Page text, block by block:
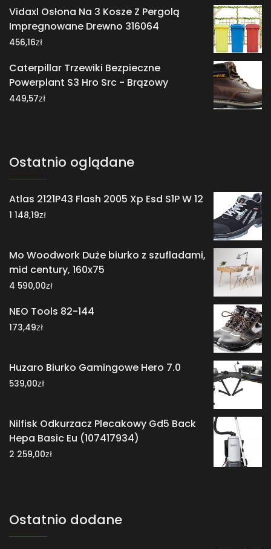
Vidaxl Osłona Na 3 Kosze Z Pergolą
Impregnowane Drewno 316064
456,16zł
Caterpillar Trzewiki Bezpieczne
Powerplant S3 Hro Src - Brązowy
449,57zł
Ostatnio oglądane
Atlas 2121P43 Flash 2005 Xp Esd S1P W 12
1 148,19zł
Mo Woodwork Duże biurko z szufladami,
mid century, 160x75
4 590,00zł
NEO Tools 82-144
173,49zł
Huzaro Biurko Gamingowe Hero 7.0
539,00zł
Nilfisk Odkurzacz Plecakowy Gd5 Back
Hepa Basic Eu (107417934)
2 259,00zł
Ostatnio dodane